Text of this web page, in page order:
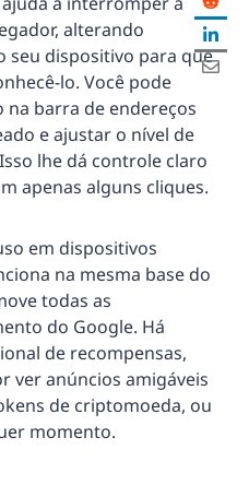
alterando
seu dispositivo para que
lo. Você pode
na barra de endereços
e ajustar o nível de
lhe dá controle claro
apenas alguns cliques.
em dispositivos
na mesma base do
todas as
do Google. Há
de recompensas,
ver anúncios amigáveis
de criptomoeda, ou
momento.